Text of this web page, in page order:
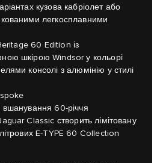
кузова кабріолет або
легкосплавними
60 Edition із
шкірою Windsor у кольорі
консолі з алюмінію у стилі
вшанування 60-річчя
Classic створить лімітовану
E-TYPE 60 Collection